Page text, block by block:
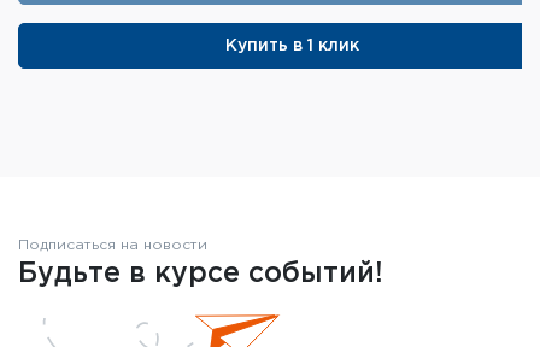
Купить в 1 клик
Подписаться на новости
Будьте в курсе событий!